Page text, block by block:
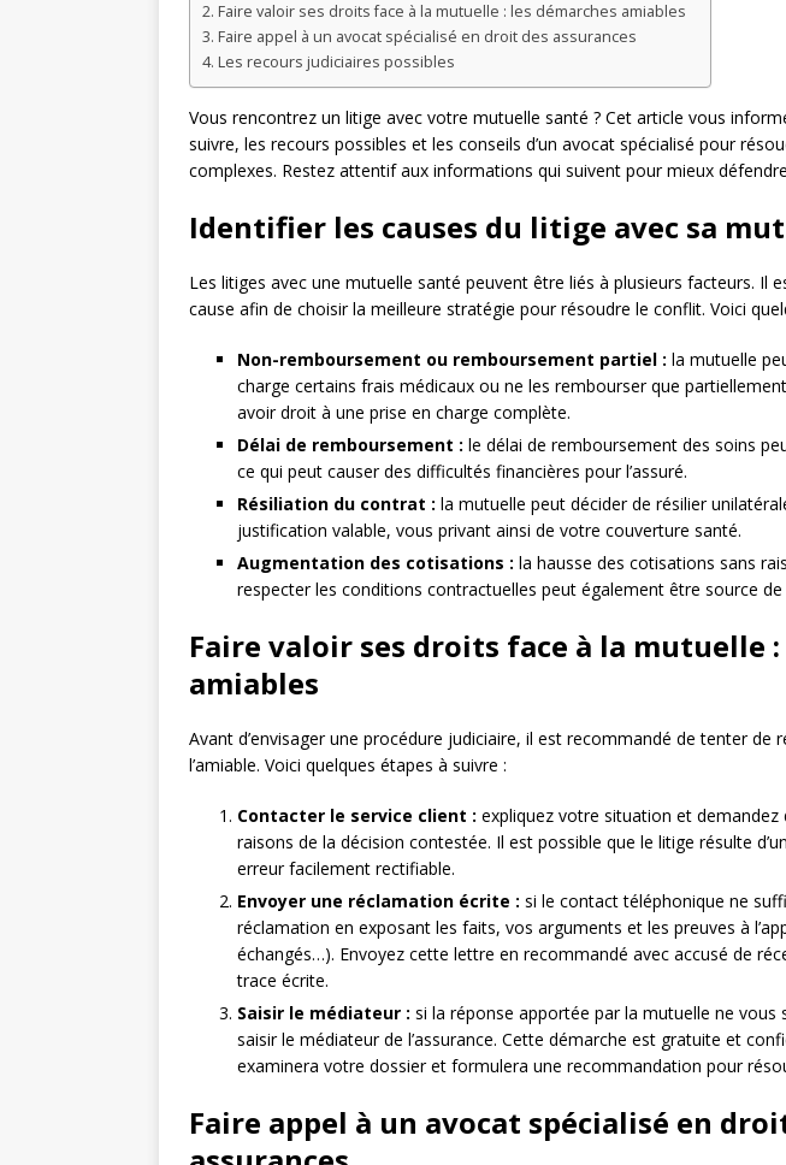
Faire valoir ses droits face à la mutuelle : les démarches amiables
Faire appel à un avocat spécialisé en droit des assurances
Les recours judiciaires possibles
Vous rencontrez un litige avec votre mutuelle santé ? Cet article vous
suivre, les recours possibles et les conseils d’un avocat spécialisé pour
complexes. Restez attentif aux informations qui suivent pour mieux
Identifier les causes du litige avec sa
Les litiges avec une mutuelle santé peuvent être liés à plusieurs facteurs. Il
cause afin de choisir la meilleure stratégie pour résoudre le conflit. Voici
Non-remboursement ou remboursement partiel : la mutuelle
charge certains frais médicaux ou ne les rembourser que
avoir droit à une prise en charge complète.
Délai de remboursement : le délai de remboursement des soins
ce qui peut causer des difficultés financières pour l’assuré.
Résiliation du contrat : la mutuelle peut décider de résilier
justification valable, vous privant ainsi de votre couverture santé.
Augmentation des cotisations : la hausse des cotisations sans
respecter les conditions contractuelles peut également être source de
Faire valoir ses droits face à la mutuelle
amiables
Avant d’envisager une procédure judiciaire, il est recommandé de tenter de
l’amiable. Voici quelques étapes à suivre :
Contacter le service client : expliquez votre situation et demandez
raisons de la décision contestée. Il est possible que le litige résulte
erreur facilement rectifiable.
Envoyer une réclamation écrite : si le contact téléphonique ne
réclamation en exposant les faits, vos arguments et les preuves à
échangés…). Envoyez cette lettre en recommandé avec accusé de
trace écrite.
Saisir le médiateur : si la réponse apportée par la mutuelle ne vous
saisir le médiateur de l’assurance. Cette démarche est gratuite et
examinera votre dossier et formulera une recommandation pour
Faire appel à un avocat spécialisé en